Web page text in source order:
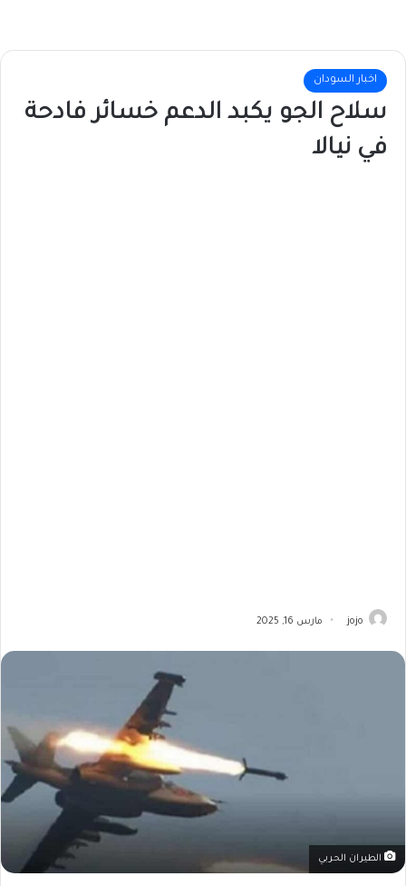
اخبار السودان
سلاح الجو يكبد الدعم خسائر فادحة
في نيالا
jojo مارس 16, 2025
الطيران الحربي